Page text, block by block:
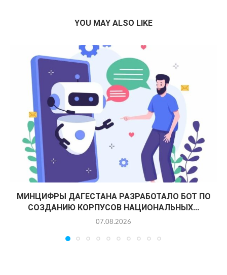
YOU MAY ALSO LIKE
МИНЦИФРЫ ДАГЕСТАНА РАЗРАБОТАЛО БОТ ПО
СОЗДАНИЮ КОРПУСОВ НАЦИОНАЛЬНЫХ...
07.08.2026